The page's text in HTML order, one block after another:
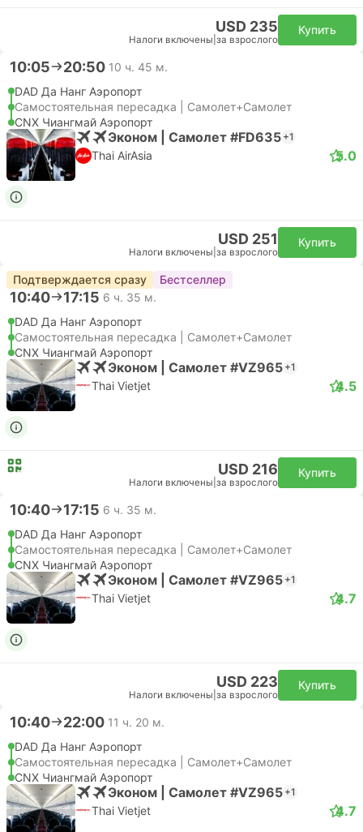
USD 235
Налоги включены за взрослого
Купить
10:05 20:50 10 ч. 45 м.
DAD Да Нанг Аэропорт
Самостоятельная пересадка | Самолет+Самолет
CNX Чиангмай Аэропорт
Эконом | Самолет #FD635 +1
Thai AirAsia 5.0
USD 251
Налоги включены за взрослого
Купить
Подтверждается сразу Бестселлер
10:40 17:15 6 ч. 35 м.
DAD Да Нанг Аэропорт
Самостоятельная пересадка | Самолет+Самолет
CNX Чиангмай Аэропорт
Эконом | Самолет #VZ965 +1
Thai Vietjet 4.5
USD 216
Налоги включены за взрослого
Купить
10:40 17:15 6 ч. 35 м.
DAD Да Нанг Аэропорт
Самостоятельная пересадка | Самолет+Самолет
CNX Чиангмай Аэропорт
Эконом | Самолет #VZ965 +1
Thai Vietjet 4.7
USD 223
Налоги включены за взрослого
Купить
10:40 22:00 11 ч. 20 м.
DAD Да Нанг Аэропорт
Самостоятельная пересадка | Самолет+Самолет
CNX Чиангмай Аэропорт
Эконом | Самолет #VZ965 +1
Thai Vietjet 4.7